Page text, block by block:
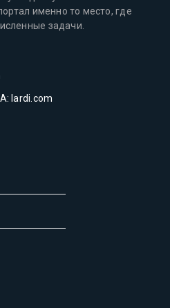
именно то место, где
задачи.
lardi.com